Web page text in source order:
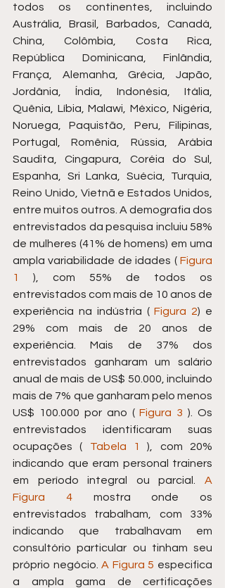
todos os continentes, incluindo
Austrália, Brasil, Barbados, Canadá,
China, Colômbia, Costa Rica,
República Dominicana, Finlândia,
França, Alemanha, Grécia, Japão,
Jordânia, Índia, Indonésia, Itália,
Quênia, Líbia, Malawi, México, Nigéria,
Noruega, Paquistão, Peru, Filipinas,
Portugal, Romênia, Rússia, Arábia
Saudita, Cingapura, Coréia do Sul,
Espanha, Sri Lanka, Suécia, Turquia,
Reino Unido, Vietnã e Estados Unidos,
entre muitos outros. A demografia dos
entrevistados da pesquisa incluiu 58%
de mulheres (41% de homens) em uma
ampla variabilidade de idades ( Figura
1
), com 55% de todos os
entrevistados com mais de 10 anos de
experiência na indústria ( Figura 2) e
29% com mais de 20 anos de
experiência. Mais de 37% dos
entrevistados ganharam um salário
anual de mais de US$ 50.000, incluindo
mais de 7% que ganharam pelo menos
US$ 100.000 por ano ( Figura 3 ). Os
entrevistados identificaram suas
ocupações ( Tabela 1
), com 20%
indicando que eram personal trainers
em período integral ou parcial. A
Figura 4 mostra onde os
entrevistados trabalham, com 33%
indicando que trabalhavam em
consultório particular ou tinham seu
próprio negócio. A Figura 5 especifica
a ampla gama de certificações